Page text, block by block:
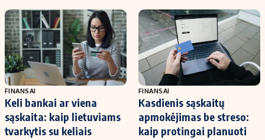
FINANSAI
Keli bankai ar viena
sąskaita: kaip lietuviams
tvarkytis su keliais
FINANSAI
Kasdienis sąskaitų
apmokėjimas be streso:
kaip protingai planuoti